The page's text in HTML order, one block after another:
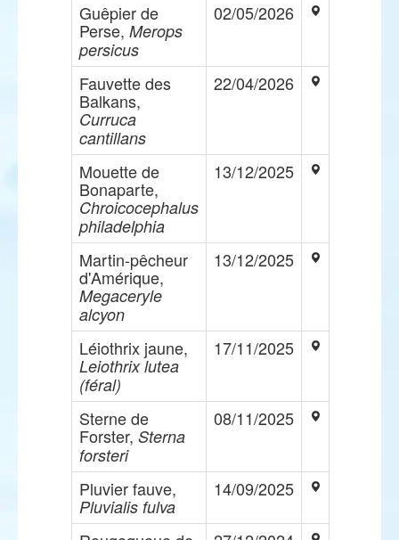
Guêpier de
Perse, Merops
persicus
02/05/2026
Fauvette des
Balkans,
Curruca
cantillans
22/04/2026
Mouette de
Bonaparte,
Chroicocephalus
philadelphia
13/12/2025
Martin-pêcheur
d'Amérique,
Megaceryle
alcyon
13/12/2025
Léiothrix jaune,
Leiothrix lutea
(féral)
17/11/2025
Sterne de
Forster, Sterna
forsteri
08/11/2025
Pluvier fauve,
Pluvialis fulva
14/09/2025